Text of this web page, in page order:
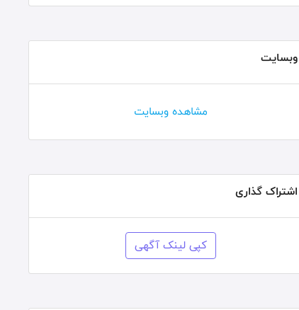
وبسایت
مشاهده وبسایت
اشتراک گذاری
کپی لینک آگهی